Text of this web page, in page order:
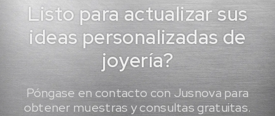
Listo para actualizar sus
ideas personalizadas de
joyería?
Póngase en contacto con Jusnova para
obtener muestras y consultas gratuitas.